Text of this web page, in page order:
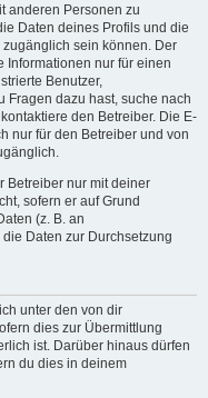
anderen Personen zu
Daten deines Profils und die
sein können. Der
Informationen nur für einen
Benutzer,
Fragen dazu hast, suche nach
den Betreiber. Die E-
nur für den Betreiber und von
Betreiber nur mit deiner
sofern er auf Grund
(z. B. an
Daten zur Durchsetzung
unter den von dir
dies zur Übermittlung
ist. Darüber hinaus dürfen
du dies in deinem